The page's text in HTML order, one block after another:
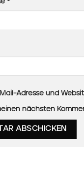
*
Adresse und
nächsten